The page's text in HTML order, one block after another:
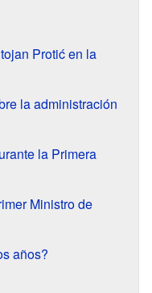
Protić en la
la administración
la Primera
Ministro de
años?